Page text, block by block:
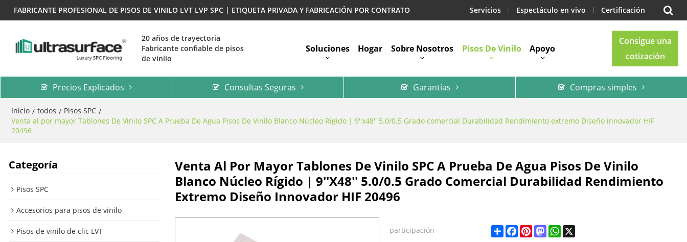
FABRICANTE PROFESIONAL DE PISOS DE VINILO LVT LVP SPC | ETIQUETA PRIVADA Y FABRICACIÓN POR CONTRATO Servicios Espectáculo en vivo Certificación
20 años de trayectoria
Fabricante confiable de pisos
de vinilo
Soluciones Hogar Sobre Nosotros Pisos De Vinilo Apoyo
Consigue una
cotización
Precios Explicados Consultas Seguras Garantías Compras simples
Inicio / todos / Pisos SPC /
Venta al por mayor Tablones De Vinilo SPC A Prueba De Agua Pisos De Vinilo Blanco Núcleo Rígido | 9''x48'' 5.0/0.5 Grado comercial Durabilidad Rendimiento extremo Diseño innovador HIF
20496
Categoría
Pisos SPC
Accesorios para pisos de vinilo
Pisos de vinilo de clic LVT
Venta Al Por Mayor Tablones De Vinilo SPC A Prueba De Agua Pisos De Vinilo
Blanco Núcleo Rígido | 9''x48'' 5.0/0.5 Grado Comercial Durabilidad Rendimiento
Extremo Diseño Innovador HIF 20496
participación ShareFacebookPinterestMastodonWhatsApp